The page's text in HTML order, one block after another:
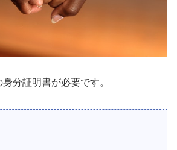
分証明書が必要です。